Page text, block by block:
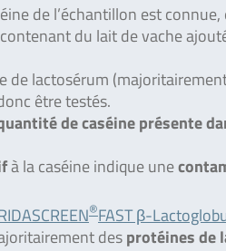
de l’échantillon est
du lait de vache
de lactosérum
être testés.
de caséine présente
à la caséine indique une
®FAST β-
desprotéines de